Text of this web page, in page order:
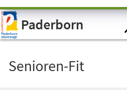
Visuelle
Assistenzsoftware
öffnen.Paderborn
Senioren-Fit